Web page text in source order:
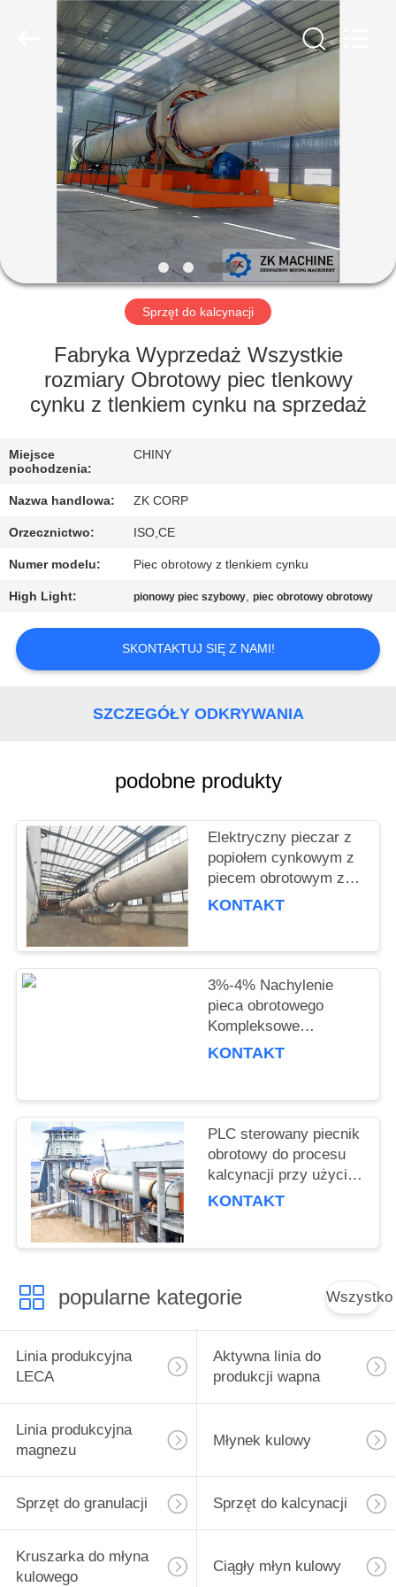
DOM
PRODUKTY
FILMY
POKAZ
VR
NAS
PO
FABRYCE
KONTROLA
JAKOŚCI
SKONTAKTUJ
SIĘ
AKTUALNOŚCI
POPROSIĆ
WYCENĘ
SITEMAP
POLITYKA
Sprzęt do kalcynacji
Fabryka Wyprzedaż Wszystkie
rozmiary Obrotowy piec tlenkowy
cynku z tlenkiem cynku na sprzedaż
Miejsce
pochodzenia:
CHINY
Nazwa handlowa: ZK CORP
Orzecznictwo: ISO,CE
Numer modelu: Piec obrotowy z tlenkiem cynku
High Light: pionowy piec szybowy,piec obrotowy obrotowy
SKONTAKTUJ SIĘ Z NAMI!
SZCZEGÓŁY ODKRYWANIA
podobne produkty
Elektryczny pieczar z
popiołem cynkowym z
piecem obrotowym z
piaskiem cynkowym z
KONTAKT
3%-4% Nachylenie
pieca obrotowego
Kompleksowe
wykorzystanie popiołu
KONTAKT
PLC sterowany piecnik
obrotowy do procesu
kalcynacji przy użyciu
paliwa węglowego
KONTAKT
popularne kategorie Wszystko
Linia produkcyjna
LECA
Aktywna linia do
produkcji wapna
Linia produkcyjna
magnezu
Młynek kulowy
Sprzęt do granulacji Sprzęt do kalcynacji
Kruszarka do młyna
kulowego
Ciągły młyn kulowy